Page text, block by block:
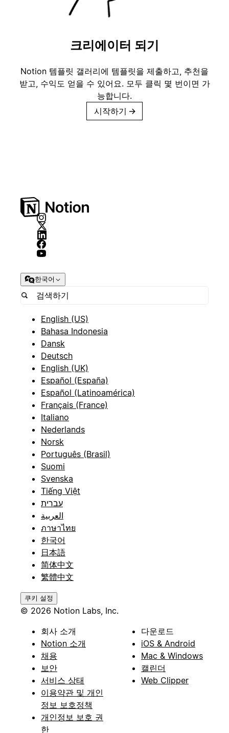
크리에이터 되기
Notion 템플릿 갤러리에 템플릿을 제출하고, 추천을
받고, 수익도 얻을 수 있어요. 모두 클릭 몇 번이면 가
능합니다.
시작하기 →
한국어
English (US)
Bahasa Indonesia
Dansk
Deutsch
English (UK)
Español (España)
Español (Latinoamérica)
Français (France)
Italiano
Nederlands
Norsk
Português (Brasil)
Suomi
Svenska
Tiếng Việt
עברית
العربية
ภาษาไทย
한국어
日本語
简体中文
繁體中文
쿠키 설정
© 2026 Notion Labs, Inc.
회사 소개
Notion 소개
채용
보안
서비스 상태
이용약관 및 개인
정보 보호정책
개인정보 보호 권
한
다운로드
iOS & Android
Mac & Windows
캘린더
Web Clipper